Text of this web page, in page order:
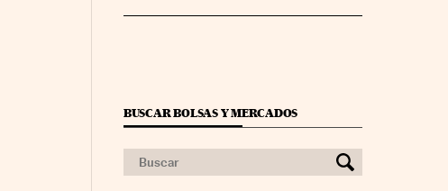
BUSCAR BOLSAS Y MERCADOS